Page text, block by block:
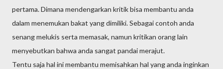
pertama. Dimana mendengarkan kritik bisa membantu anda
dalam menemukan bakat yang dimiliki. Sebagai contoh anda
senang melukis serta memasak, namun kritikan orang lain
menyebutkan bahwa anda sangat pandai merajut.
Tentu saja hal ini membantu memisahkan hal yang anda inginkan